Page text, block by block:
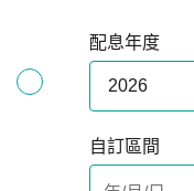
配息年度
自訂區間